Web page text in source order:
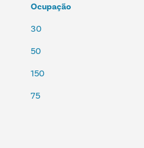
Ocupação
30
50
150
75